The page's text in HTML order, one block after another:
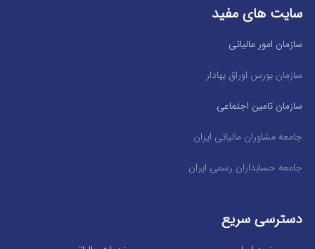
سایت های مفید
سازمان امور مالیاتی
سازمان بورس اوراق بهادار
سازمان تامین اجتماعی
جامعه مشاوران مالیاتی ایران
جامعه حسابداران رسمی ایران
دسترسی سریع